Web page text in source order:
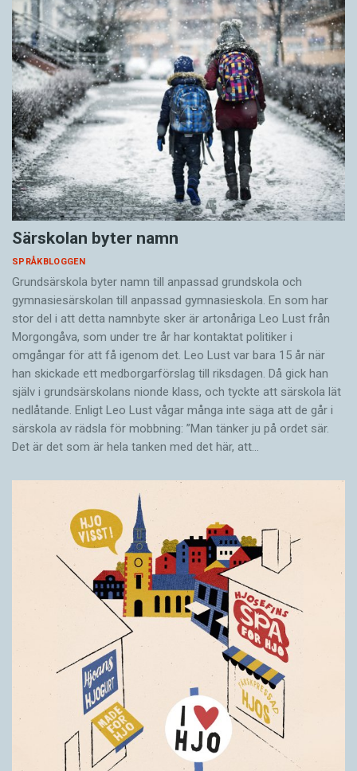
Särskolan byter namn
SPRÅKBLOGGEN
Grundsärskola byter namn till anpassad grundskola och
gymnasiesärskolan till anpassad gymnasieskola. En som har
stor del i att detta namnbyte sker är artonåriga Leo Lust från
Morgongåva, som under tre år har kontaktat politiker i
omgångar för att få igenom det. Leo Lust var bara 15 år när
han skickade ett medborgarförslag till riksdagen. Då gick han
själv i grundsärskolans nionde klass, och tyckte att särskola lät
nedlåtande. Enligt Leo Lust vågar många inte säga att de går i
särskola av rädsla för mobbning: ”Man tänker ju på ordet sär.
Det är det som är hela tanken med det här, att…